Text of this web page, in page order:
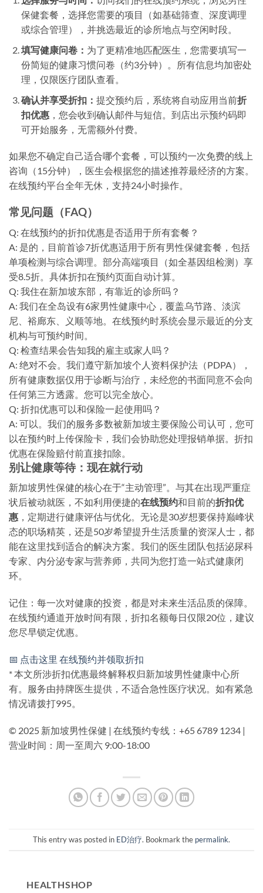
保健套餐，选择您需要的项目（如基础筛查、深度调理
或综合管理），并挑选最近的诊所地点与空闲时段。
填写健康问卷： 为了更精准地匹配医生，您需要填写一
份简短的健康习惯问卷（约3分钟）。所有信息均加密处
理，仅限医疗团队查看。
确认并享受折扣： 提交预约后，系统将自动应用当前折
扣优惠，您会收到确认邮件与短信。到店出示预约码即
可开始服务，无需额外付费。
如果您不确定自己适合哪个套餐，可以预约一次免费的线上
咨询（15分钟），医生会根据您的描述推荐最经济的方案。
在线预约平台全年无休，支持24小时操作。
常见问题（FAQ）
Q: 在线预约的折扣优惠是否适用于所有套餐？
A: 是的，目前首诊7折优惠适用于所有男性保健套餐，包括
单项检测与综合调理。部分高端项目（如全基因组检测）享
受8.5折。具体折扣在预约页面自动计算。
Q: 我住在新加坡东部，有靠近的诊所吗？
A: 我们在全岛设有6家男性健康中心，覆盖乌节路、淡滨
尼、裕廊东、义顺等地。在线预约时系统会显示最近的分支
机构与可预约时间。
Q: 检查结果会告知我的雇主或家人吗？
A: 绝对不会。我们遵守新加坡个人资料保护法（PDPA），
所有健康数据仅用于诊断与治疗，未经您的书面同意不会向
任何第三方透露。您可以完全放心。
Q: 折扣优惠可以和保险一起使用吗？
A: 可以。我们的服务多数被新加坡主要保险公司认可，您可
以在预约时上传保险卡，我们会协助您处理报销单据。折扣
优惠在保险赔付前直接扣除。
别让健康等待：现在就行动
新加坡男性保健的核心在于“主动管理”。与其在出现严重症
状后被动就医，不如利用便捷的在线预约和目前的折扣优
惠 ，定期进行健康评估与优化。无论是30岁想要保持巅峰状
态的职场精英，还是50岁希望提升生活质量的资深人士，都
能在这里找到适合的解决方案。我们的医生团队包括泌尿科
专家、内分泌专家与营养师，共同为您打造一站式健康闭
环。
记住：每一次对健康的投资，都是对未来生活品质的保障。
在线预约通道开放时间有限，折扣名额每日仅限20位，建议
您尽早锁定优惠。
📅 点击这里 在线预约并领取折扣
* 本文所涉折扣优惠最终解释权归新加坡男性健康中心所
有。服务由持牌医生提供，不适合急性医疗状况。如有紧急
情况请拨打995。
© 2025 新加坡男性保健 | 在线预约专线：+65 6789 1234 |
营业时间：周一至周六 9:00-18:00
This entry was posted in ED治疗. Bookmark the permalink.
HEALTHSHOP